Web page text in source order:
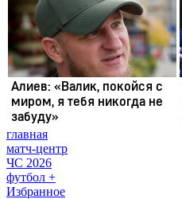
главная
матч-центр
ЧС 2026
футбол +
Избранное